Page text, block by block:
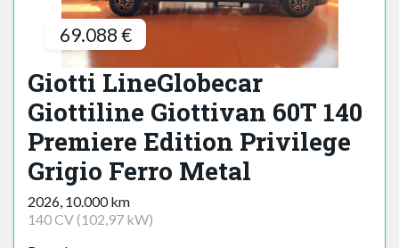
69.088 €
Giotti LineGlobecar
Giottiline Giottivan 60T 140
Premiere Edition Privilege
Grigio Ferro Metal
2026, 10.000 km
140 CV (102,97 kW)